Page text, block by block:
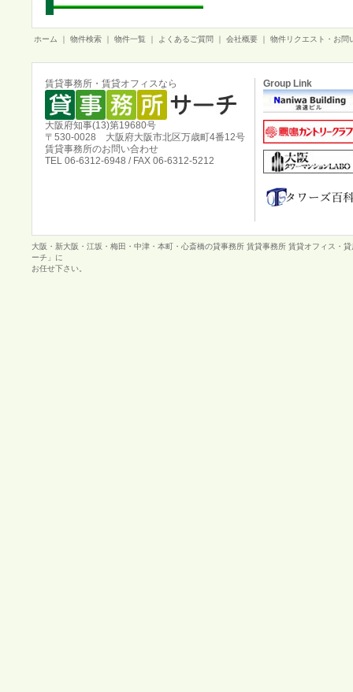
ホーム 物件検索 物件一覧 よくあるご質問 会社概要 物件リクエスト・お問
賃貸事務所・賃貸オフィスなら
大阪府知事(13)第19680号
〒530-0028 大阪府大阪市北区万歳町4番12号
賃貸事務所のお問い合わせ
TEL 06-6312-6948 / FAX 06-6312-5212
Group Link
大阪・新大阪・江坂・梅田・中津・本町・心斎橋の貸事務所 賃貸事務所 賃貸オフィス・
ーチ」に
お任せ下さい。